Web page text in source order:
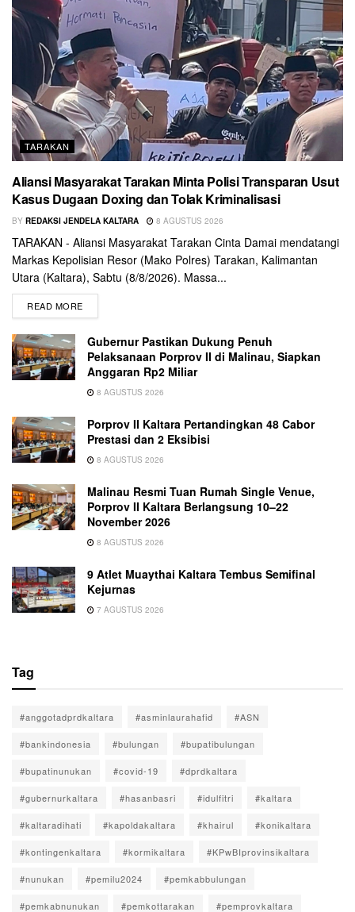
TARAKAN
Aliansi Masyarakat Tarakan Minta Polisi Transparan Usut
Kasus Dugaan Doxing dan Tolak Kriminalisasi
BY REDAKSI JENDELA KALTARA 8 AGUSTUS 2026
TARAKAN - Aliansi Masyarakat Tarakan Cinta Damai mendatangi
Markas Kepolisian Resor (Mako Polres) Tarakan, Kalimantan
Utara (Kaltara), Sabtu (8/8/2026). Massa...
READ MORE
Gubernur Pastikan Dukung Penuh
Pelaksanaan Porprov II di Malinau, Siapkan
Anggaran Rp2 Miliar
8 AGUSTUS 2026
Porprov II Kaltara Pertandingkan 48 Cabor
Prestasi dan 2 Eksibisi
8 AGUSTUS 2026
Malinau Resmi Tuan Rumah Single Venue,
Porprov II Kaltara Berlangsung 10–22
November 2026
8 AGUSTUS 2026
9 Atlet Muaythai Kaltara Tembus Semifinal
Kejurnas
7 AGUSTUS 2026
Tag
#anggotadprdkaltara #asminlaurahafid #ASN
#bankindonesia #bulungan #bupatibulungan
#bupatinunukan #covid-19 #dprdkaltara
#gubernurkaltara #hasanbasri #idulfitri #kaltara
#kaltaradihati #kapoldakaltara #khairul #konikaltara
#kontingenkaltara #kormikaltara #KPwBIprovinsikaltara
#nunukan #pemilu2024 #pemkabbulungan
#pemkabnunukan #pemkottarakan #pemprovkaltara